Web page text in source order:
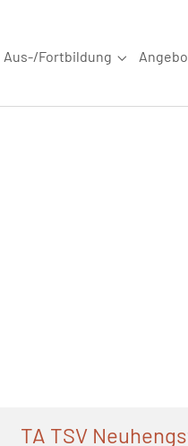
for "Wettkampfsport"
Aus-/Fortbildung
Submenu
TA TSV